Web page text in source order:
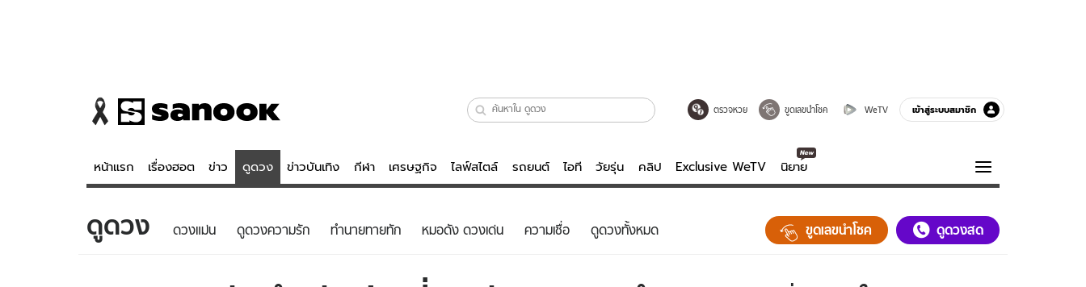
ตรวจหวย ขูดเลขนำโชค WeTV เข้าสู่ระบบสมาชิก
หน้าแรก เรื่องฮอต ข่าว ดูดวง ข่าวบันเทิง กีฬา เศรษฐกิจ ไลฟ์สไตล์ รถยนต์ ไอที วัยรุ่น คลิป Exclusive WeTV นิยาย
ข่าว ดูดวง - ตรวจหวย ไลฟ์สไตล์ ความรู้รอบตัว
ฮาวทู
ดูดวง ดวงแม่น ดูดวงความรัก ทํานายทายทัก หมอดัง ดวงเด่น ความเชื่อ ดูดวงทั้งหมด ขูดเลขนำโชค ดูดวงสด